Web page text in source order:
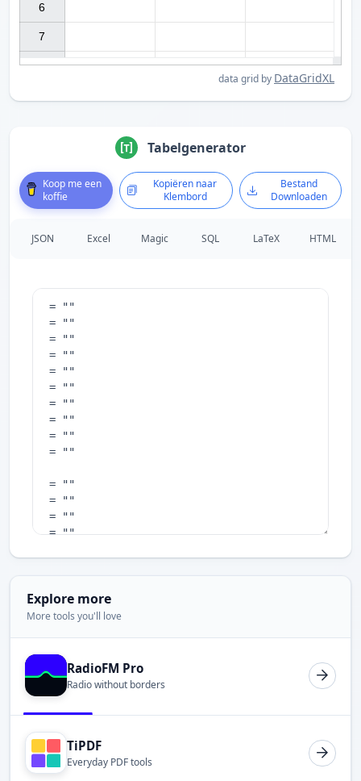
6
7
data grid by DataGridXL
Tabelgenerator
Koop me een
koffie
Kopiëren naar
Klembord
Bestand
Downloaden
JSON Excel Magic SQL LaTeX HTML
Explore more
More tools you'll love
RadioFM Pro
Radio without borders
TiPDF
Everyday PDF tools